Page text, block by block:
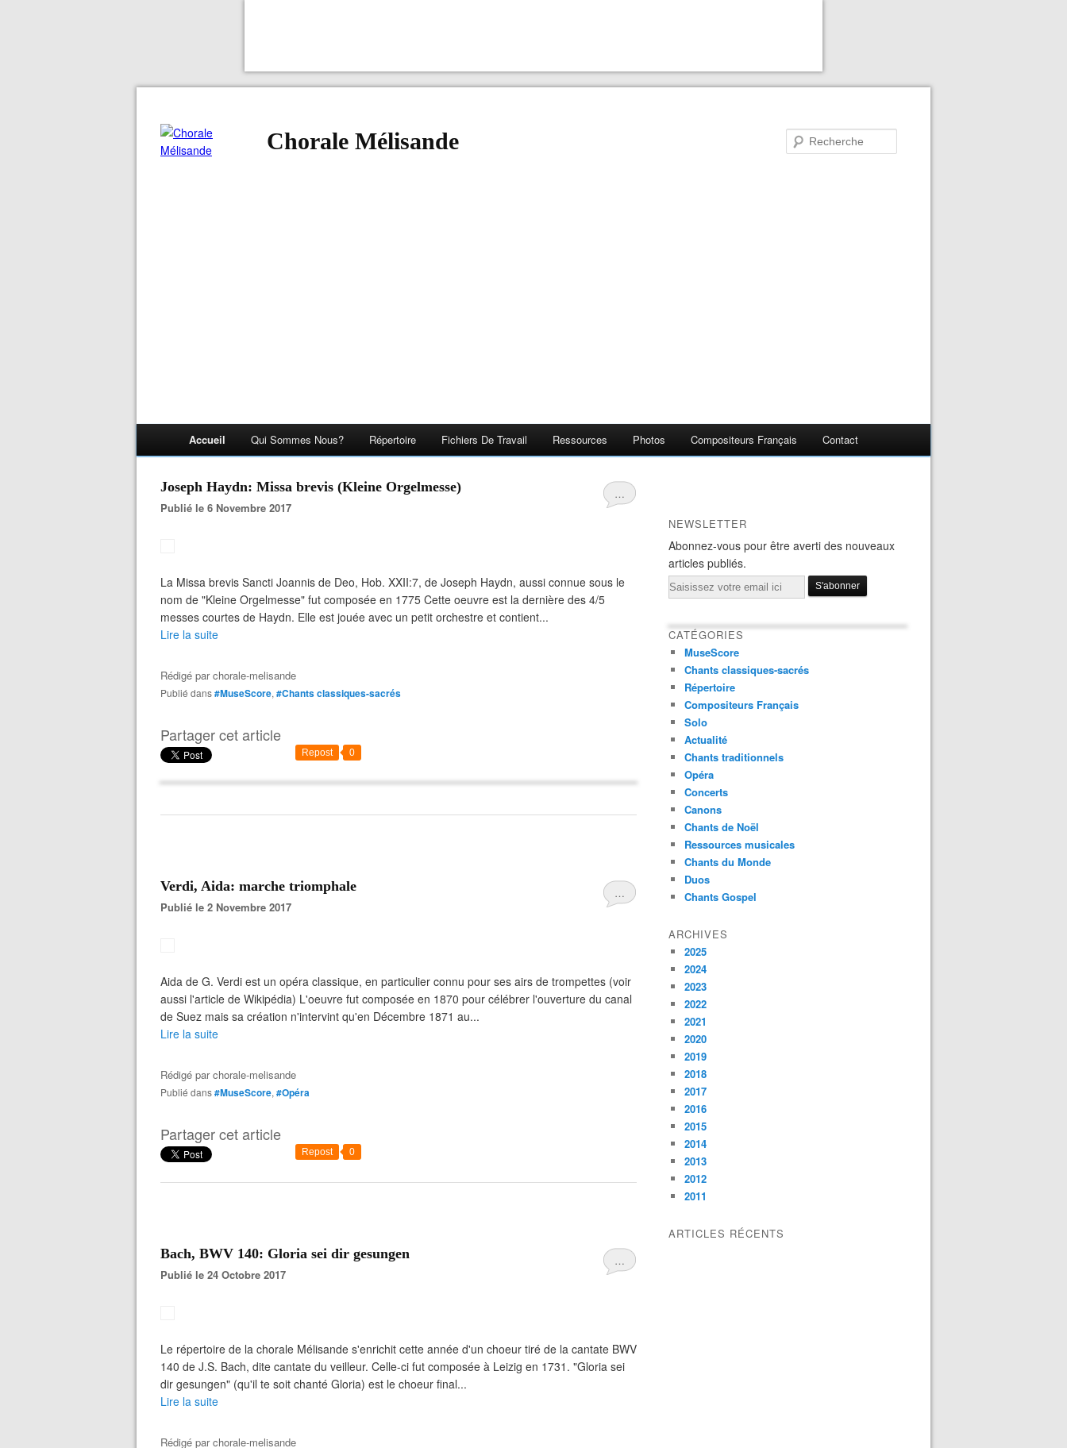
Chorale Mélisande
Accueil Qui Sommes Nous? Répertoire Fichiers De Travail Ressources Photos Compositeurs Français Contact
…
Joseph Haydn: Missa brevis (Kleine Orgelmesse)
Publié le 6 Novembre 2017
La Missa brevis Sancti Joannis de Deo, Hob. XXII:7, de Joseph Haydn, aussi connue sous le
nom de "Kleine Orgelmesse" fut composée en 1775 Cette oeuvre est la dernière des 4/5
messes courtes de Haydn. Elle est jouée avec un petit orchestre et contient...
Lire la suite
Rédigé parchorale-melisande
Publié dans#MuseScore, #Chants classiques-sacrés
Partager cet article
Repost 0
…
Verdi, Aida: marche triomphale
Publié le 2 Novembre 2017
Aida de G. Verdi est un opéra classique, en particulier connu pour ses airs de trompettes (voir
aussi l'article de Wikipédia) L'oeuvre fut composée en 1870 pour célébrer l'ouverture du canal
de Suez mais sa création n'intervint qu'en Décembre 1871 au...
Lire la suite
Rédigé parchorale-melisande
Publié dans#MuseScore, #Opéra
Partager cet article
Repost 0
…
Bach, BWV 140: Gloria sei dir gesungen
Publié le 24 Octobre 2017
Le répertoire de la chorale Mélisande s'enrichit cette année d'un choeur tiré de la cantate BWV
140 de J.S. Bach, dite cantate du veilleur. Celle-ci fut composée à Leizig en 1731. "Gloria sei
dir gesungen" (qu'il te soit chanté Gloria) est le choeur final...
Lire la suite
Rédigé parchorale-melisande
NEWSLETTER
Abonnez-vous pour être averti des nouveaux
articles publiés.
Email
CATÉGORIES
MuseScore
Chants classiques-sacrés
Répertoire
Compositeurs Français
Solo
Actualité
Chants traditionnels
Opéra
Concerts
Canons
Chants de Noël
Ressources musicales
Chants du Monde
Duos
Chants Gospel
ARCHIVES
2025
2024
2023
2022
2021
2020
2019
2018
2017
2016
2015
2014
2013
2012
2011
ARTICLES RÉCENTS